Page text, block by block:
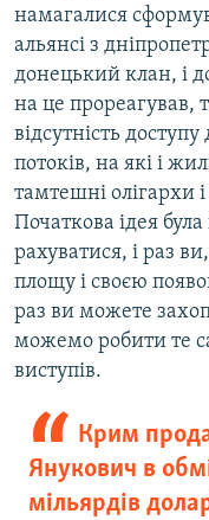
намагалися
альянсі з
донецький клан, і
на це прореагував,
відсутність
потоків, на які і
тамтешні олігархи
Початкова ідея
рахуватися, і раз
площу і своєю
раз ви можете
можемо робити те
виступів.
Крим
Янукович в
мільярдів